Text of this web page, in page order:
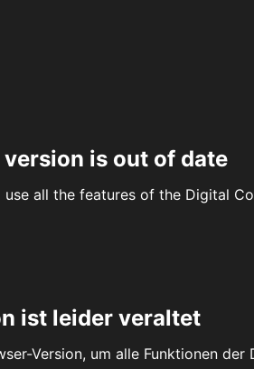
is out of date
all the features of the Digital
ist leider veraltet
Version, um alle Funktionen